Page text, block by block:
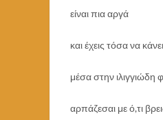
είναι πια αργά
και έχεις τόσα να
μέσα στην ιλιγγιώδη
αρπάζεσαι με ό,τι